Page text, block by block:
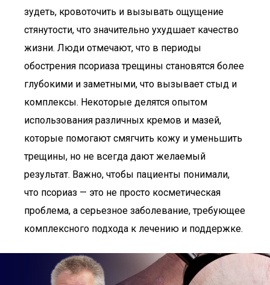
зудеть, кровоточить и вызывать ощущение
стянутости, что значительно ухудшает качество
жизни. Люди отмечают, что в периоды
обострения псориаза трещины становятся более
глубокими и заметными, что вызывает стыд и
комплексы. Некоторые делятся опытом
использования различных кремов и мазей,
которые помогают смягчить кожу и уменьшить
трещины, но не всегда дают желаемый
результат. Важно, чтобы пациенты понимали,
что псориаз — это не просто косметическая
проблема, а серьезное заболевание, требующее
комплексного подхода к лечению и поддержке.